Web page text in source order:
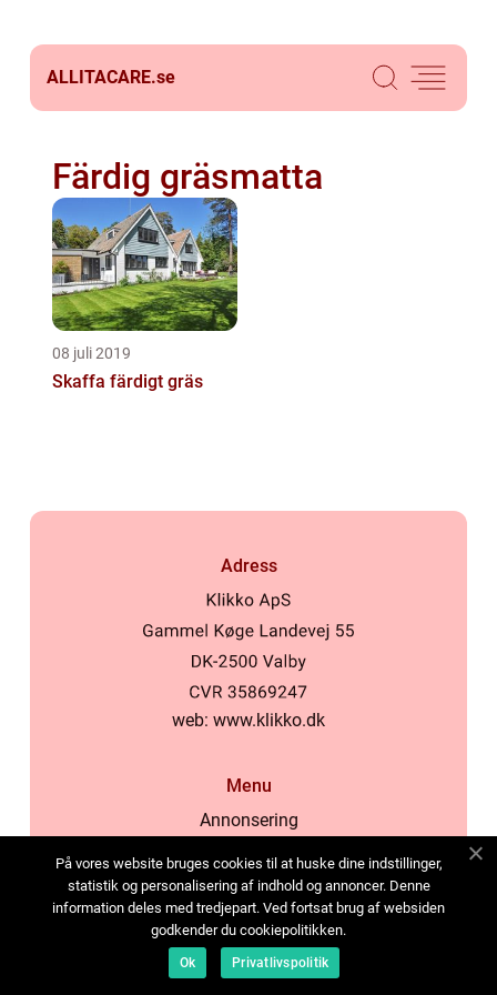
ALLITACARE.se
Färdig gräsmatta
08 juli 2019
Skaffa färdigt gräs
Adress
web: www.klikko.dk
Menu
Annonsering
Cookies
Kontakta oss
Sitemap
På vores website bruges cookies til at huske dine indstillinger,
statistik og personalisering af indhold og annoncer. Denne
information deles med tredjepart. Ved fortsat brug af websiden
godkender du cookiepolitikken.
Ok Privatlivspolitik